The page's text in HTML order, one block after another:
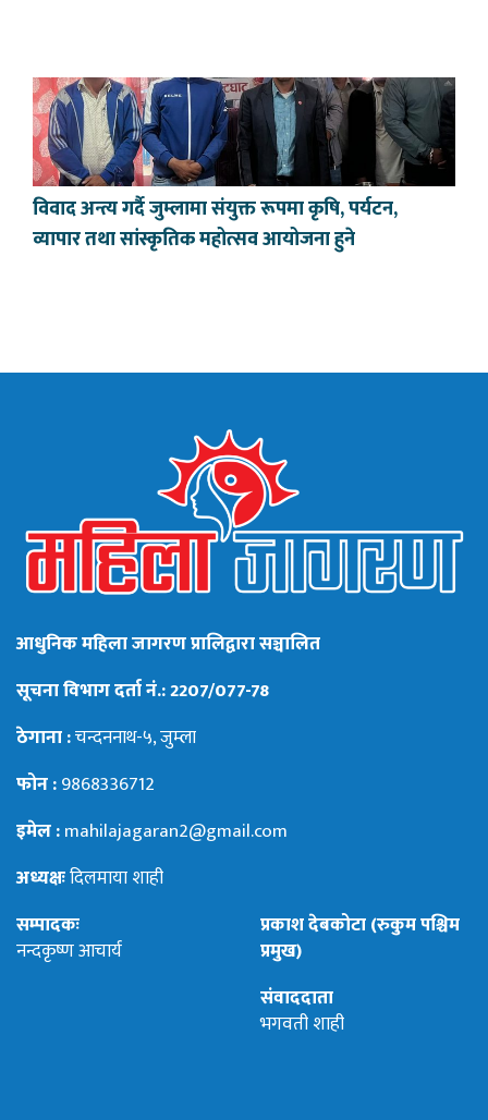
विवाद अन्त्य गर्दै जुम्लामा संयुक्त रूपमा कृषि, पर्यटन,
व्यापार तथा सांस्कृतिक महोत्सव आयोजना हुने
आधुनिक महिला जागरण प्रालिद्वारा सञ्चालित
सूचना विभाग दर्ता नं.: 2207/077-78
ठेगाना :चन्दननाथ-५, जुम्ला
फोन :9868336712
इमेल :mahilajagaran2@gmail.com
अध्यक्षःदिलमाया शाही
सम्पादकः
नन्दकृष्ण आचार्य
प्रकाश देबकोटा (रुकुम पश्चिम
प्रमुख)
संवाददाता
भगवती शाही